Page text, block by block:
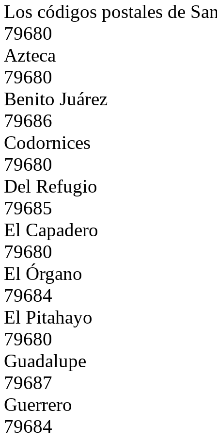
Los códigos postales de
79680
Azteca
79680
Benito Juárez
79686
Codornices
79680
Del Refugio
79685
El Capadero
79680
El Órgano
79684
El Pitahayo
79680
Guadalupe
79687
Guerrero
79684